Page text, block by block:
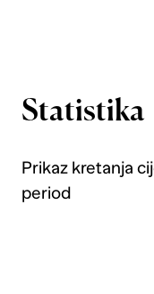
Statistika
Prikaz kretanja
period